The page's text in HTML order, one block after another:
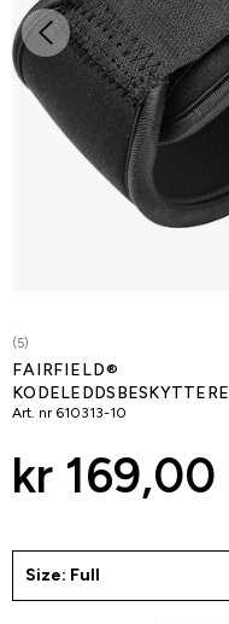
(5)
FAIRFIELD®
KODELEDDSBESKYTTERE
Art. nr 610313-10
kr 169,00
Size: Full